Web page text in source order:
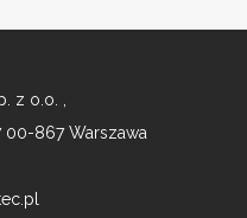
z o.o. ,
00-867 Warszawa